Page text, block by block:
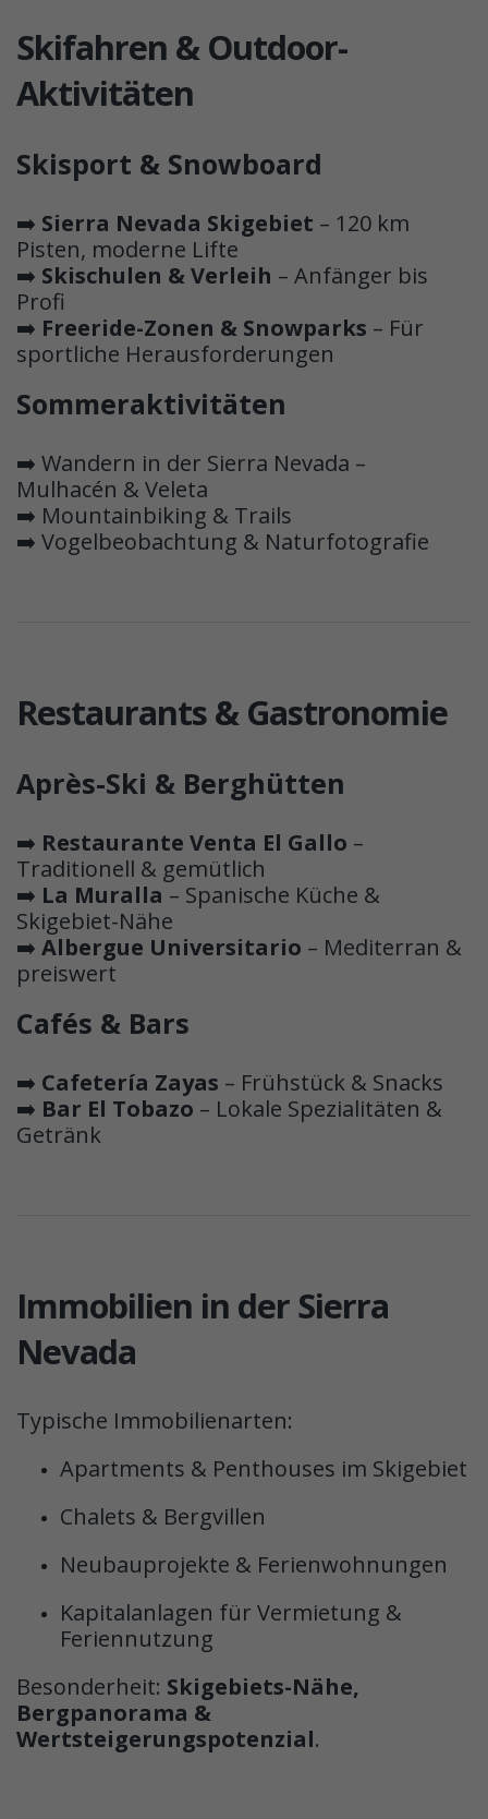
Skifahren & Outdoor-
Aktivitäten
Skisport & Snowboard
➡️ Sierra Nevada Skigebiet – 120 km
Pisten, moderne Lifte
➡️ Skischulen & Verleih – Anfänger bis
Profi
➡️ Freeride-Zonen & Snowparks – Für
sportliche Herausforderungen
Sommeraktivitäten
➡️ Wandern in der Sierra Nevada –
Mulhacén & Veleta
➡️ Mountainbiking & Trails
➡️ Vogelbeobachtung & Naturfotografie
Restaurants & Gastronomie
Après-Ski & Berghütten
➡️ Restaurante Venta El Gallo –
Traditionell & gemütlich
➡️ La Muralla – Spanische Küche &
Skigebiet-Nähe
➡️ Albergue Universitario – Mediterran &
preiswert
Cafés & Bars
➡️ Cafetería Zayas – Frühstück & Snacks
➡️ Bar El Tobazo – Lokale Spezialitäten &
Getränk
Immobilien in der Sierra
Nevada
Typische Immobilienarten:
Apartments & Penthouses im Skigebiet
Chalets & Bergvillen
Neubauprojekte & Ferienwohnungen
Kapitalanlagen für Vermietung &
Feriennutzung
Besonderheit: Skigebiets-Nähe,
Bergpanorama &
Wertsteigerungspotenzial.